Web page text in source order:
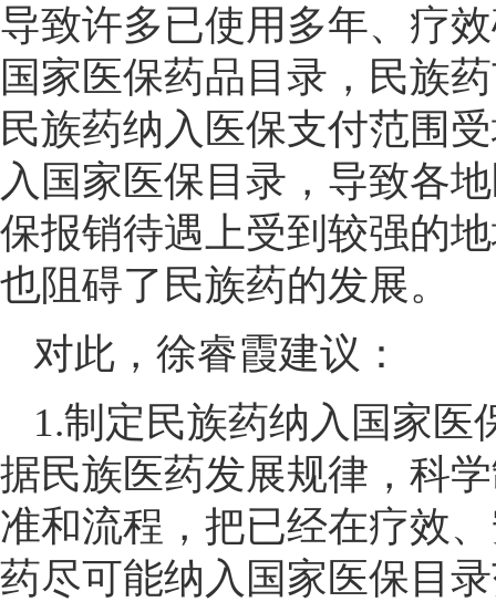
导致许多已使用多年、疗
国家医保药品目录，民族
民族药纳入医保支付范围
入国家医保目录，导致各
保报销待遇上受到较强的
也阻碍了民族药的发展。
对此，徐睿霞建议：
1.制定民族药纳入国家
据民族医药发展规律，科
准和流程，把已经在疗效
药尽可能纳入国家医保目